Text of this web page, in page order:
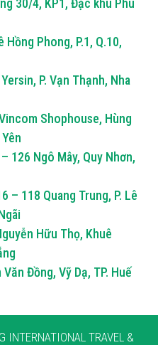
30/4, KP1, Đặc khu Phú
Hồng Phong, P.1, Q.10,
P. Vạn Thạnh, Nha
Shophouse, Hùng
126 Ngô Mây, Quy Nhơn,
– 118 Quang Trung, P. Lê
Hữu Thọ, Khuê
Văn Đồng, Vỹ Dạ, TP. Huế
INTERNATIONAL TRAVEL &